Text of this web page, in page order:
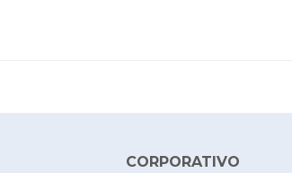
CORPORATIVO